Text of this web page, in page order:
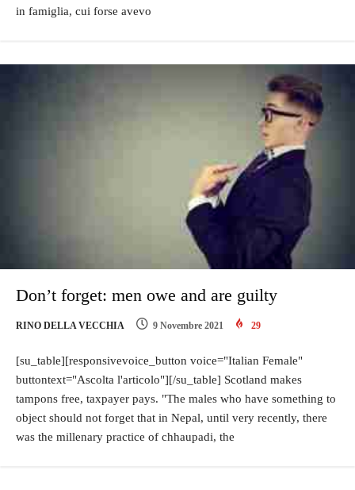
in famiglia, cui forse avevo
Don’t forget: men owe and are guilty
RINO DELLA VECCHIA 9 Novembre 2021 29
[su_table][responsivevoice_button voice="Italian Female"
buttontext="Ascolta l'articolo"][/su_table] Scotland makes
tampons free, taxpayer pays. "The males who have something to
object should not forget that in Nepal, until very recently, there
was the millenary practice of chhaupadi, the